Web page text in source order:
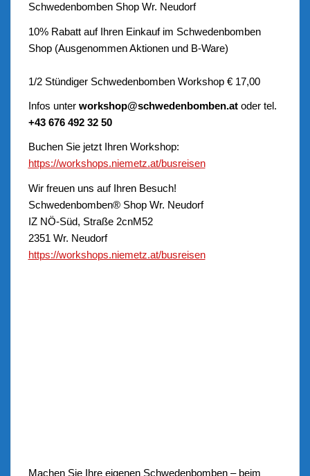
Schwedenbomben Shop Wr. Neudorf
10% Rabatt auf Ihren Einkauf im Schwedenbomben
Shop (Ausgenommen Aktionen und B-Ware)
1/2 Stündiger Schwedenbomben Workshop € 17,00
Infos unter workshop@schwedenbomben.atoder tel.
+43 676 492 32 50
Buchen Sie jetzt Ihren Workshop:
https://workshops.niemetz.at/busreisen
Wir freuen uns auf Ihren Besuch!
Schwedenbomben® Shop Wr. Neudorf
IZ NÖ-Süd, Straße 2cnM52
2351 Wr. Neudorf
https://workshops.niemetz.at/busreisen
Machen Sie Ihre eigenen Schwedenbomben – beim